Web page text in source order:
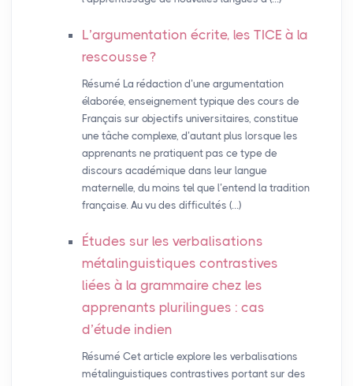
L’argumentation écrite, les TICE à la
rescousse?
Résumé La rédaction d’une argumentation
élaborée, enseignement typique des cours de
Français sur objectifs universitaires, constitue
une tâche complexe, d’autant plus lorsque les
apprenants ne pratiquent pas ce type de
discours académique dans leur langue
maternelle, du moins tel que l’entend la tradition
française. Au vu des difficultés (…)
Études sur les verbalisations
métalinguistiques contrastives
liées à la grammaire chez les
apprenants plurilingues : cas
d’étude indien
Résumé Cet article explore les verbalisations
métalinguistiques contrastives portant sur des